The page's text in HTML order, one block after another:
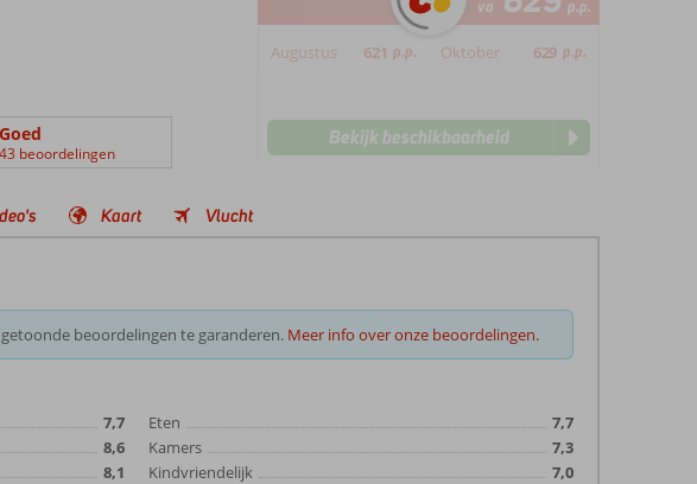
Goed
43 beoordelingen
va p.p.
Augustus 621 p.p. Oktober 629 p.p.
Bekijk beschikbaarheid
Kaart Vlucht
beoordelingen te garanderen. Meer info over onze beoordelingen.
7,7
8,6
8,1
Eten
7,7
Kamers
7,3
Kindvriendelijk
7,0